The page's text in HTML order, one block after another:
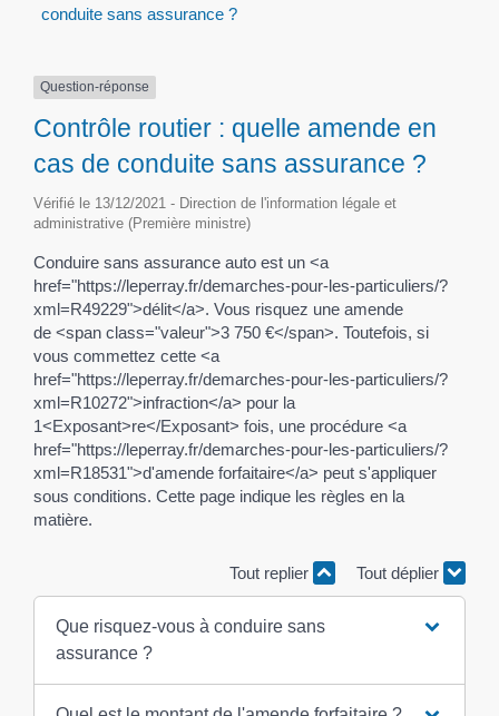
conduite sans assurance ?
Question-réponse
Contrôle routier : quelle amende en
cas de conduite sans assurance ?
Vérifié le 13/12/2021 - Direction de l'information légale et
administrative (Première ministre)
Conduire sans assurance auto est un <a
href="https://leperray.fr/demarches-pour-les-particuliers/?
xml=R49229">délit</a>. Vous risquez une amende
de <span class="valeur">3 750 €</span>. Toutefois, si
vous commettez cette <a
href="https://leperray.fr/demarches-pour-les-particuliers/?
xml=R10272">infraction</a> pour la
1<Exposant>re</Exposant> fois, une procédure <a
href="https://leperray.fr/demarches-pour-les-particuliers/?
xml=R18531">d'amende forfaitaire</a> peut s'appliquer
sous conditions. Cette page indique les règles en la
matière.
Tout replier Tout déplier
Que risquez-vous à conduire sans
assurance ?